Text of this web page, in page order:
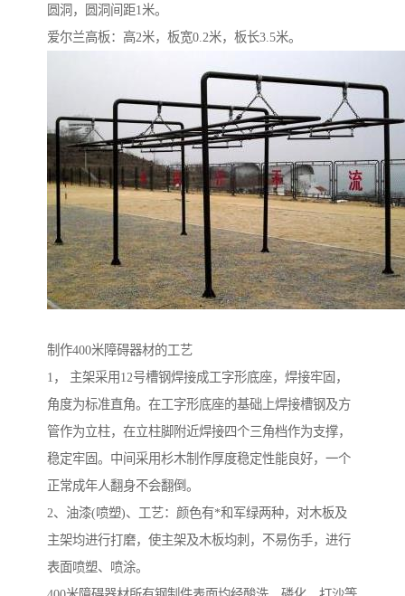
圆洞，圆洞间距1米。
爱尔兰高板：高2米，板宽0.2米，板长3.5米。
制作400米障碍器材的工艺
1， 主架采用12号槽钢焊接成工字形底座，焊接牢固，
角度为标准直角。在工字形底座的基础上焊接槽钢及方
管作为立柱，在立柱脚附近焊接四个三角档作为支撑，
稳定牢固。中间采用杉木制作厚度稳定性能良好，一个
正常成年人翻身不会翻倒。
2、油漆(喷塑)、工艺：颜色有*和军绿两种，对木板及
主架均进行打磨，使主架及木板均刺，不易伤手，进行
表面喷塑、喷涂。